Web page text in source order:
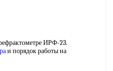
ИРФ-23.
и порядок работы на